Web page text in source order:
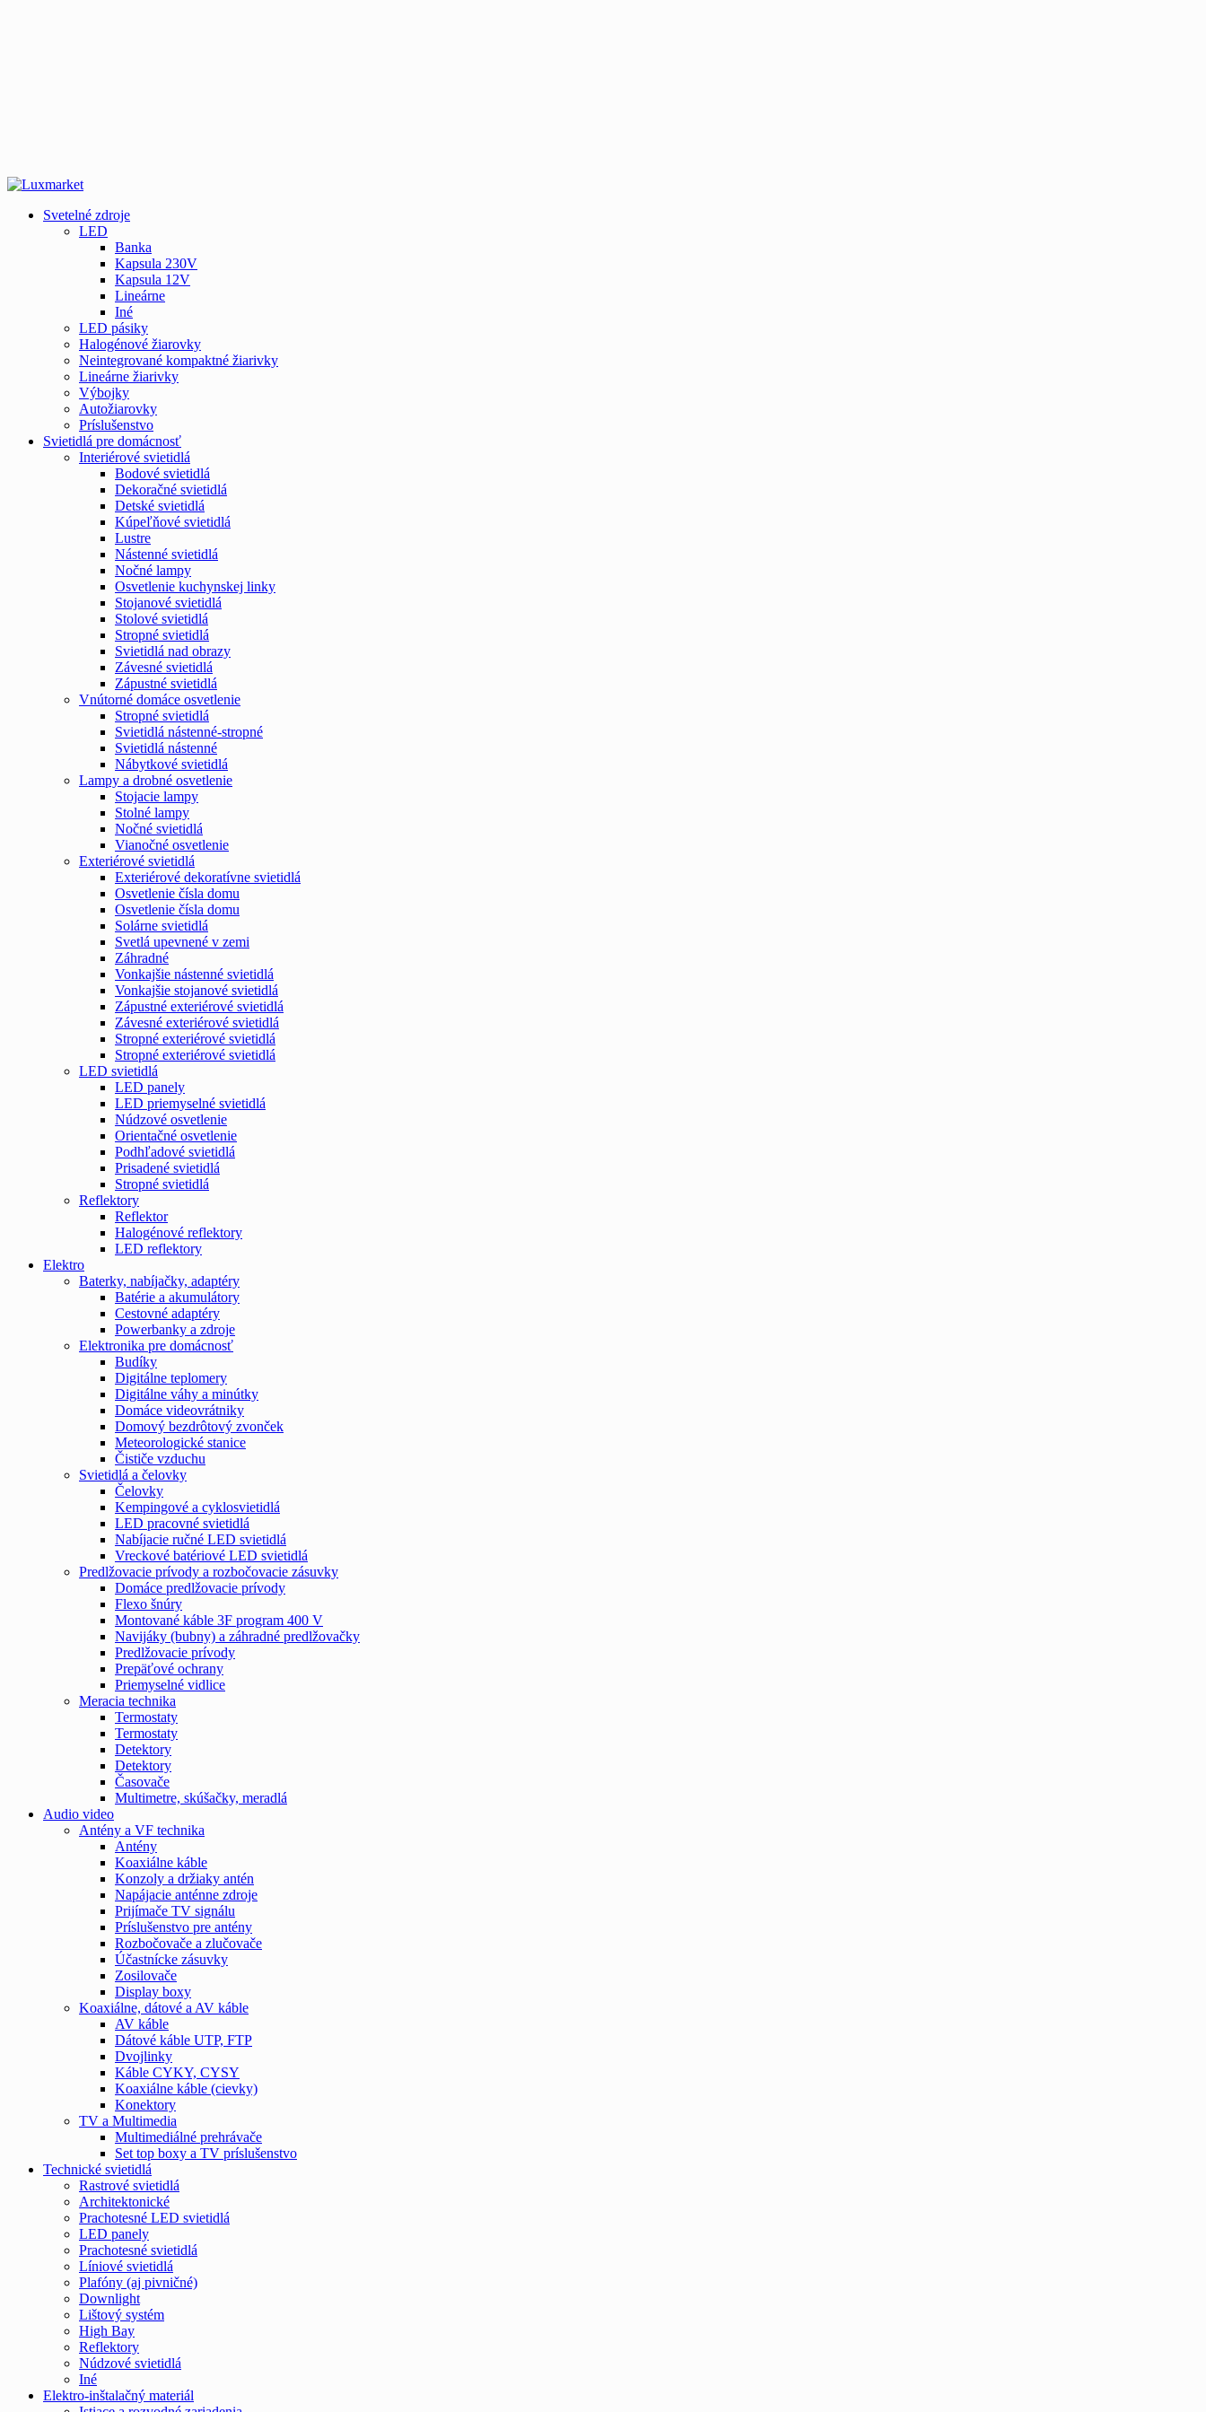
Svetelné zdroje
LED
Banka
Kapsula 230V
Kapsula 12V
Lineárne
Iné
LED pásiky
Halogénové žiarovky
Neintegrované kompaktné žiarivky
Lineárne žiarivky
Výbojky
Autožiarovky
Príslušenstvo
Svietidlá pre domácnosť
Interiérové svietidlá
Bodové svietidlá
Dekoračné svietidlá
Detské svietidlá
Kúpeľňové svietidlá
Lustre
Nástenné svietidlá
Nočné lampy
Osvetlenie kuchynskej linky
Stojanové svietidlá
Stolové svietidlá
Stropné svietidlá
Svietidlá nad obrazy
Závesné svietidlá
Zápustné svietidlá
Vnútorné domáce osvetlenie
Stropné svietidlá
Svietidlá nástenné-stropné
Svietidlá nástenné
Nábytkové svietidlá
Lampy a drobné osvetlenie
Stojacie lampy
Stolné lampy
Nočné svietidlá
Vianočné osvetlenie
Exteriérové svietidlá
Exteriérové dekoratívne svietidlá
Osvetlenie čísla domu
Osvetlenie čísla domu
Solárne svietidlá
Svetlá upevnené v zemi
Záhradné
Vonkajšie nástenné svietidlá
Vonkajšie stojanové svietidlá
Zápustné exteriérové svietidlá
Závesné exteriérové svietidlá
Stropné exteriérové svietidlá
Stropné exteriérové svietidlá
LED svietidlá
LED panely
LED priemyselné svietidlá
Núdzové osvetlenie
Orientačné osvetlenie
Podhľadové svietidlá
Prisadené svietidlá
Stropné svietidlá
Reflektory
Reflektor
Halogénové reflektory
LED reflektory
Elektro
Baterky, nabíjačky, adaptéry
Batérie a akumulátory
Cestovné adaptéry
Powerbanky a zdroje
Elektronika pre domácnosť
Budíky
Digitálne teplomery
Digitálne váhy a minútky
Domáce videovrátniky
Domový bezdrôtový zvonček
Meteorologické stanice
Čističe vzduchu
Svietidlá a čelovky
Čelovky
Kempingové a cyklosvietidlá
LED pracovné svietidlá
Nabíjacie ručné LED svietidlá
Vreckové batériové LED svietidlá
Predlžovacie prívody a rozbočovacie zásuvky
Domáce predlžovacie prívody
Flexo šnúry
Montované káble 3F program 400 V
Navijáky (bubny) a záhradné predlžovačky
Predlžovacie prívody
Prepäťové ochrany
Priemyselné vidlice
Meracia technika
Termostaty
Termostaty
Detektory
Detektory
Časovače
Multimetre, skúšačky, meradlá
Audio video
Antény a VF technika
Antény
Koaxiálne káble
Konzoly a držiaky antén
Napájacie anténne zdroje
Prijímače TV signálu
Príslušenstvo pre antény
Rozbočovače a zlučovače
Účastnícke zásuvky
Zosilovače
Display boxy
Koaxiálne, dátové a AV káble
AV káble
Dátové káble UTP, FTP
Dvojlinky
Káble CYKY, CYSY
Koaxiálne káble (cievky)
Konektory
TV a Multimedia
Multimediálné prehrávače
Set top boxy a TV príslušenstvo
Technické svietidlá
Rastrové svietidlá
Architektonické
Prachotesné LED svietidlá
LED panely
Prachotesné svietidlá
Líniové svietidlá
Plafóny (aj pivničné)
Downlight
Lištový systém
High Bay
Reflektory
Núdzové svietidlá
Iné
Elektro-inštalačný materiál